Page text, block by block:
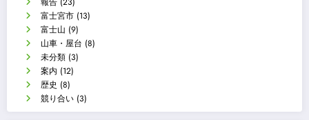
富士宮市 (13)
富士山 (9)
山車・屋台 (8)
未分類 (3)
案内 (12)
歴史 (8)
競り合い (3)